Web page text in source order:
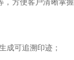
成可追溯印迹；